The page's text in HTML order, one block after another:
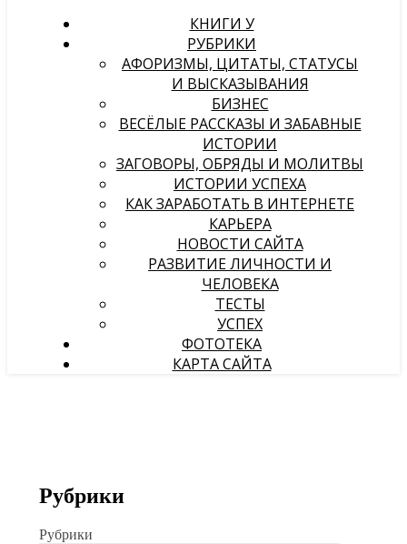
КНИГИ У
РУБРИКИ
АФОРИЗМЫ, ЦИТАТЫ, СТАТУСЫ
И ВЫСКАЗЫВАНИЯ
БИЗНЕС
ВЕСЁЛЫЕ РАССКАЗЫ И ЗАБАВНЫЕ
ИСТОРИИ
ЗАГОВОРЫ, ОБРЯДЫ И МОЛИТВЫ
ИСТОРИИ УСПЕХА
КАК ЗАРАБОТАТЬ В ИНТЕРНЕТЕ
КАРЬЕРА
НОВОСТИ САЙТА
РАЗВИТИЕ ЛИЧНОСТИ И
ЧЕЛОВЕКА
ТЕСТЫ
УСПЕХ
ФОТОТЕКА
КАРТА САЙТА
Рубрики
Рубрики